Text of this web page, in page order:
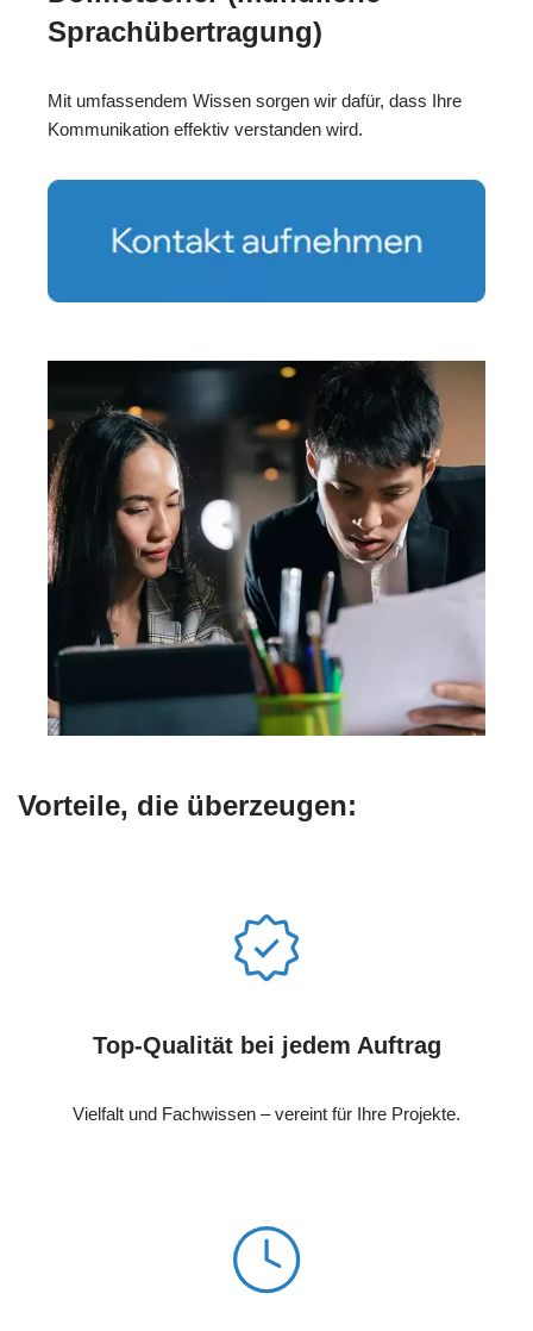
Sprachübertragung)
Mit umfassendem Wissen sorgen wir dafür, dass Ihre
Kommunikation effektiv verstanden wird.
Vorteile, die überzeugen:
Top-Qualität bei jedem Auftrag
Vielfalt und Fachwissen – vereint für Ihre Projekte.